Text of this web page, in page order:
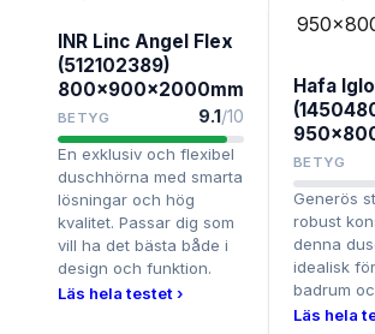
INR Linc Angel Flex
(512102389)
800x900x2000mm
BETYG 9.1/10
En exklusiv och flexibel
duschhörna med smarta
lösningar och hög
kvalitet. Passar dig som
vill ha det bästa både i
design och funktion.
Läs hela testet ›
Hafa
BETYG
Generös
robust
denna
idealisk
badrum
Läs hela